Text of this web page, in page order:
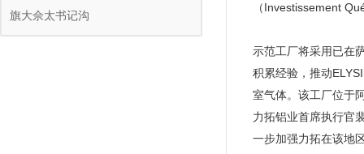
旗大佘太书记沟
（Investissement
示范工厂将采用已在
积累经验，推动
室气体。该工厂位于
力拓铝业首席执行官
一步加强力拓在该地